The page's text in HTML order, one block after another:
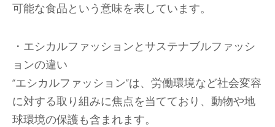
可能な食品という意味を表しています。
・エシカルファッションとサステナブルファッシ
ョンの違い
“エシカルファッション”は、労働環境など社会変容
に対する取り組みに焦点を当てており、動物や地
球環境の保護も含まれます。